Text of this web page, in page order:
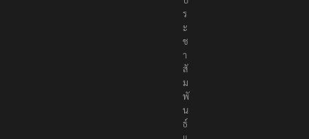
ร
ะ
ช
า
สั
ม
พั
น
ธ์